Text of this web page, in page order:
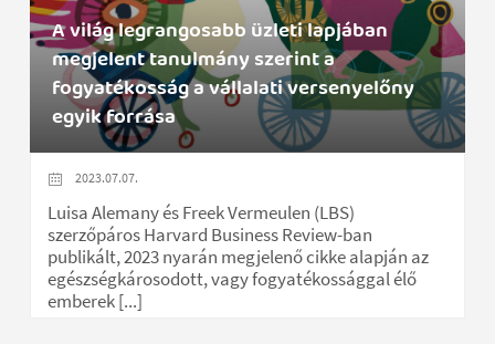
A világ legrangosabb üzleti lapjában
megjelent tanulmány szerint a
fogyatékosság a vállalati versenyelőny
egyik forrása
2023.07.07.
Luisa Alemany és Freek Vermeulen (LBS)
szerzőpáros Harvard Business Review-ban
publikált, 2023 nyarán megjelenő cikke alapján az
egészségkárosodott, vagy fogyatékossággal élő
emberek [...]